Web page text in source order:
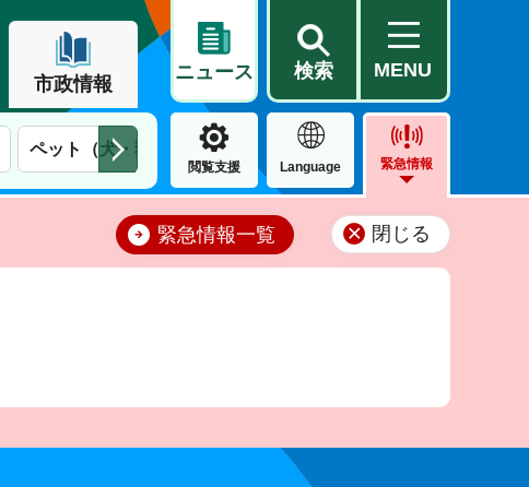
市政情報
ニュース 検索 MENU
ペット（犬・猫） 住民票・戸籍 公営住宅
閲覧支援 Language 緊急情報
緊急情報一覧 閉じる